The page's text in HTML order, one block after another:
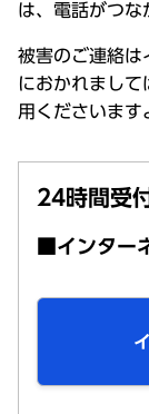
は、電話がつな
被害のご連絡は
におかれまして
用くださいます
24時間受
■インター